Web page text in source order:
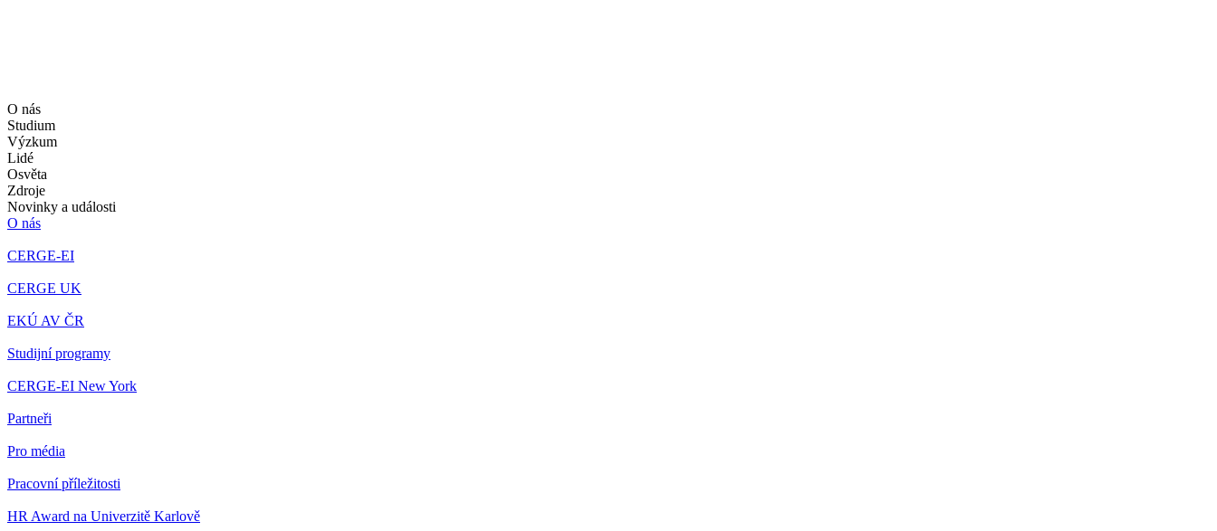
O nás
Studium
Výzkum
Lidé
Osvěta
Zdroje
Novinky a události
O nás
CERGE-EI
CERGE UK
EKÚ AV ČR
Studijní programy
CERGE-EI New York
Partneři
Pro média
Pracovní příležitosti
HR Award na Univerzitě Karlově